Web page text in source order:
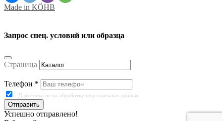
Made in KÖHB
Запрос спец. условий или образца
Страница
Телефон *
Даю согласие на обработку персональных данных
Отправить
Успешно отправлено!